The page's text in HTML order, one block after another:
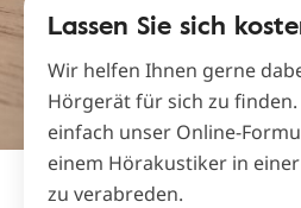
Lassen Sie sich
Wir helfen Ihnen gerne
Hörgerät für sich zu finden.
einfach unser Online-
einem Hörakustiker in
zu verabreden.